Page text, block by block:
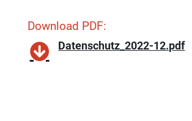
Download PDF:
Datenschutz_2022-12.pdf